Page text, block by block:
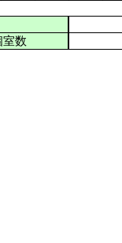
室数